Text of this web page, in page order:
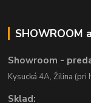
SHOWROOM
Showroom -
Kysucká 4A, Žilina (pri
Sklad: